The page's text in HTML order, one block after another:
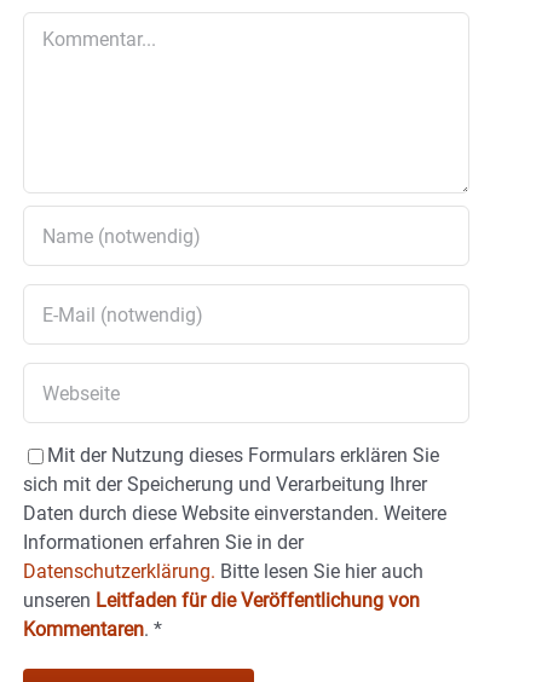
Mit der Nutzung dieses Formulars erklären Sie
sich mit der Speicherung und Verarbeitung Ihrer
Daten durch diese Website einverstanden. Weitere
Informationen erfahren Sie in der
Datenschutzerklärung. Bitte lesen Sie hier auch
unseren Leitfaden für die Veröffentlichung von
Kommentaren. *